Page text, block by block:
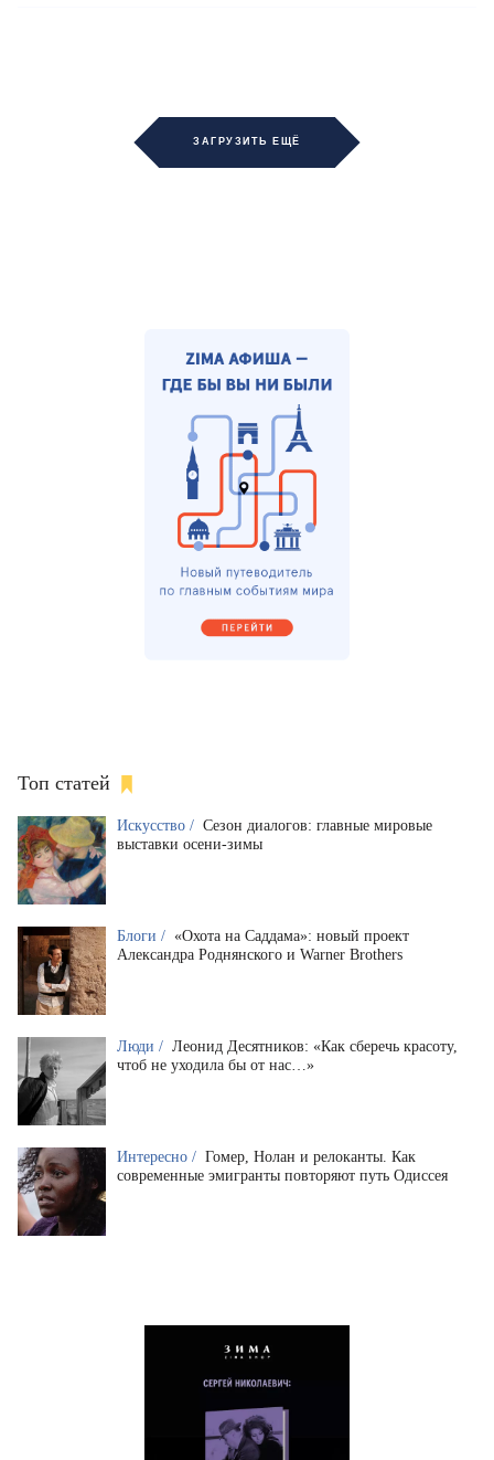
ЗАГРУЗИТЬ ЕЩЁ
Топ статей
Искусство / Сезон диалогов: главные мировые
выставки осени-зимы
Блоги / «Охота на Саддама»: новый проект
Александра Роднянского и Warner Brothers
Люди / Леонид Десятников: «Как сберечь красоту,
чтоб не уходила бы от нас…»
Интересно / Гомер, Нолан и релоканты. Как
современные эмигранты повторяют путь Одиссея